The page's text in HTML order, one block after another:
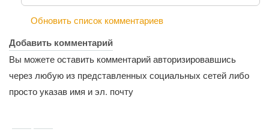
Обновить список комментариев
Добавить комментарий
Вы можете оставить комментарий авторизировавшись
через любую из представленных социальных сетей либо
просто указав имя и эл. почту